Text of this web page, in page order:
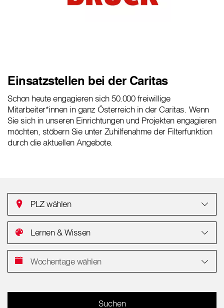
Einsatzstellen bei der Caritas
Schon heute engagieren sich 50.000 freiwillige
Mitarbeiter*innen in ganz Österreich in der Caritas. Wenn
Sie sich in unseren Einrichtungen und Projekten engagieren
möchten, stöbern Sie unter Zuhilfenahme der Filterfunktion
durch die aktuellen Angebote.
PLZ wählen
Lernen & Wissen
Wochentage wählen